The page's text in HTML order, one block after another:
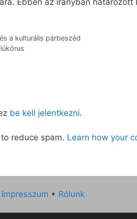
a kulturális párbeszéd
be kell jelentkezni.
reduce spam. Learn how your
Impresszum • Rólunk